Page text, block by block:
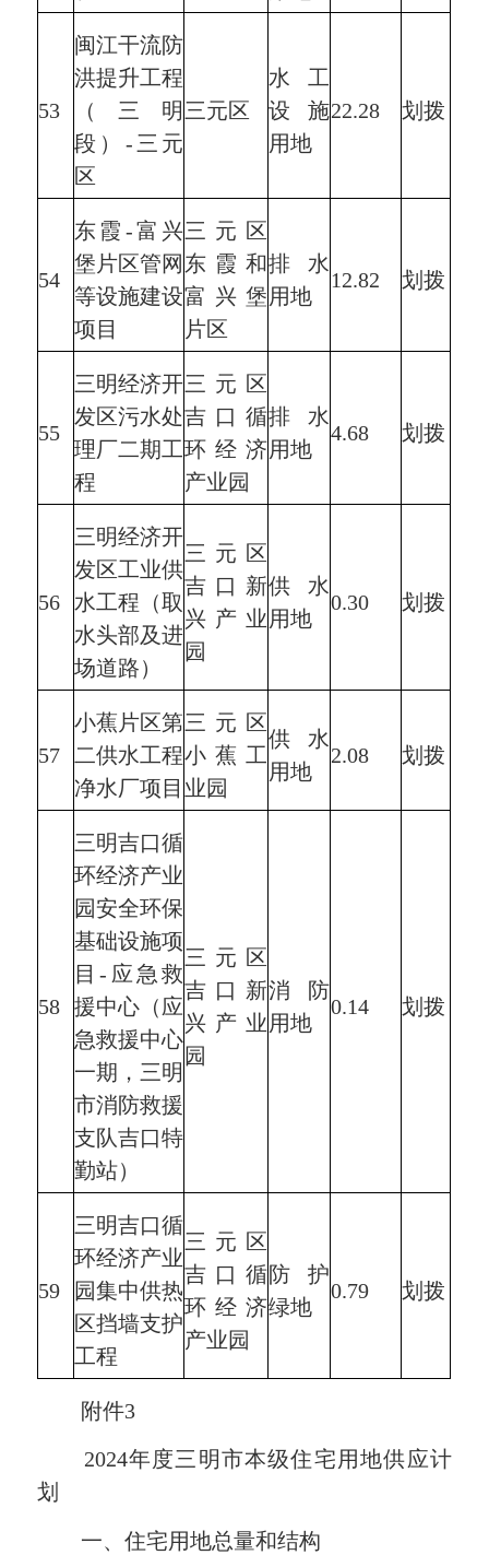
53
闽江干流防
洪提升工程
（三明
段）-三元
区
三元区
水工
设施
用地
22.28 划拨
54
东霞-富兴
堡片区管网
等设施建设
项目
三元区
东霞和
富兴堡
片区
排水
用地
12.82 划拨
55
三明经济开
发区污水处
理厂二期工
程
三元区
吉口循
环经济
产业园
排水
用地
4.68 划拨
56
三明经济开
发区工业供
水工程（取
水头部及进
场道路）
三元区
吉口新
兴产业
园
供水
用地
0.30 划拨
57
小蕉片区第
二供水工程
净水厂项目
三元区
小蕉工
业园
供水
用地
2.08 划拨
58
三明吉口循
环经济产业
园安全环保
基础设施项
目-应急救
援中心（应
急救援中心
一期，三明
市消防救援
支队吉口特
勤站）
三元区
吉口新
兴产业
园
消防
用地
0.14 划拨
59
三明吉口循
环经济产业
园集中供热
区挡墙支护
工程
三元区
吉口循
环经济
产业园
防护
绿地
0.79 划拨
附件3
2024年度三明市本级住宅用地供应计
划
一、住宅用地总量和结构